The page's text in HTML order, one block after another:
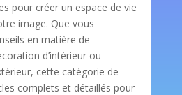
pour créer un espace de vie
image. Que vous
en matière de
d’intérieur ou
cette catégorie de
complets et détaillés pour